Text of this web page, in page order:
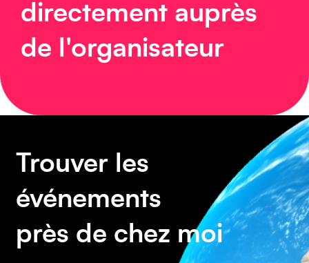
directement auprès
de l'organisateur
Trouver les
événements
près de chez moi
Amérique du Sud
Asie